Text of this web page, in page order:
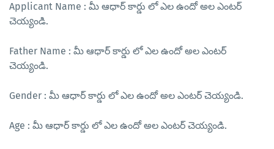
Applicant Name : మీ ఆధార్ కార్డు లో ఎల ఉందో అల ఎంటర్
చెయ్యండి.
Father Name : మీ ఆధార్ కార్డు లో ఎల ఉందో అల ఎంటర్
చెయ్యండి.
Gender : మీ ఆధార్ కార్డు లో ఎల ఉందో అల ఎంటర్ చెయ్యండి.
Age : మీ ఆధార్ కార్డు లో ఎల ఉందో అల ఎంటర్ చెయ్యండి.